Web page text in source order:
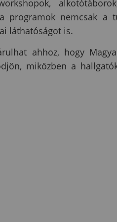
programok nemcsak a
láthatóságot is.
ahhoz, hogy
miközben a